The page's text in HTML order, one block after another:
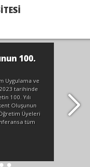
100.
Uygulama ve
tarihinde
100. Yılı
Oluşunun
Üyeleri
tüm